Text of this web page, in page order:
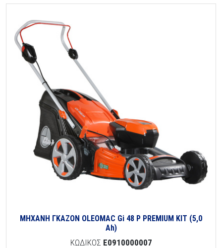
ΜΗΧΑΝΗ ΓΚΑΖΟΝ OLEOMAC Gi 48 P PREMIUM KIT (5,0
Ah)
ΚΩΔΙΚΟΣ E0910000007